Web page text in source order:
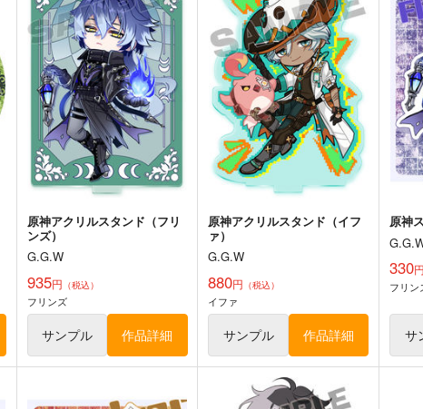
原神-ディシア-160x50CM抱き
枕カバー【YC1163】
13,200円
原神-アルレッキー
ノ-160x50CM抱き枕カバー
13,200円
アルレッキーノ
原神-
枕カ
ゼンレスゾーンゼロアクリル
スタンド（アキラ）
G.G.W
専売 935円（税込）
ゼンレスゾーンゼロ アキラ
サンプル カート
ゼンレスゾーンゼロアクリル
スタンド（ライト）
G.G.W
専売 935円（税込）
ゼンレスゾーンゼロ ライト
サンプル カート
ゼン
ー（
330
ゼン
サ
原神アクリルスタンド（フリ
ンズ）
G.G.W
935円 （税込）
フリンズ
サンプル 作品詳細
原神アクリルスタンド（イフ
ァ）
G.G.W
880円 （税込）
イファ
サンプル 作品詳細
原神
330円
フリン
サ